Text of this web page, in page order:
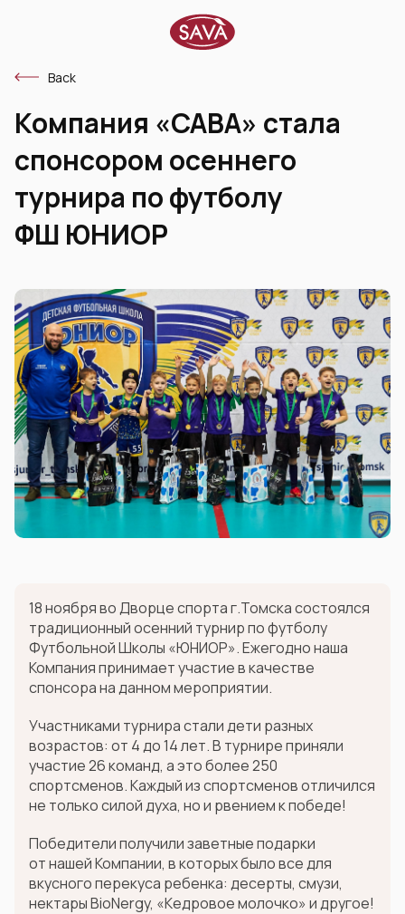
Back
Компания «САВА» стала
спонсором осеннего
турнира по футболу
ФШ ЮНИОР
18 ноября во Дворце спорта г.Томска состоялся
традиционный осенний турнир по футболу
Футбольной Школы «ЮНИОР». Ежегодно наша
Компания принимает участие в качестве
спонсора на данном мероприятии.
Участниками турнира стали дети разных
возрастов: от 4 до 14 лет. В турнире приняли
участие 26 команд, а это более 250
спортсменов. Каждый из спортсменов отличился
не только силой духа, но и рвением к победе!
Победители получили заветные подарки
от нашей Компании, в которых было все для
вкусного перекуса ребенка: десерты, смузи,
нектары BioNergy, «Кедровое молочко» и другое!